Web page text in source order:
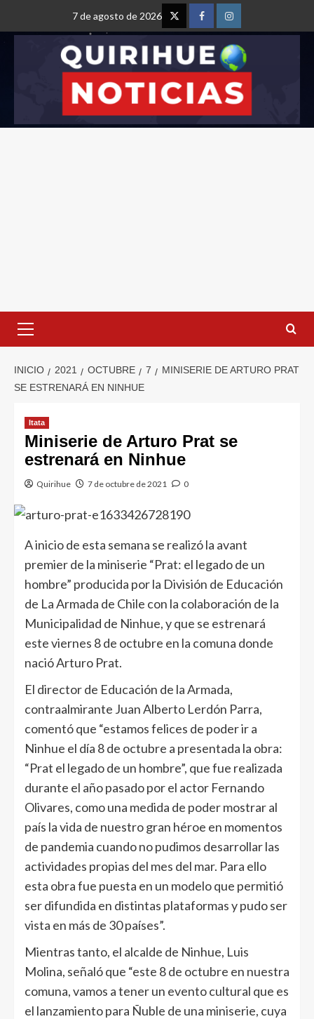
7 de agosto de 2026
INICIO 2021 OCTUBRE 7
MINISERIE DE ARTURO PRAT
SE ESTRENARÁ EN NINHUE
Itata
Miniserie de Arturo Prat se
estrenará en Ninhue
Quirihue 7 de octubre de 2021 0
A inicio de esta semana se realizó la avant
premier de la miniserie “Prat: el legado de un
hombre” producida por la División de Educación
de La Armada de Chile con la colaboración de la
Municipalidad de Ninhue, y que se estrenará
este viernes 8 de octubre en la comuna donde
nació Arturo Prat.
El director de Educación de la Armada,
contraalmirante Juan Alberto Lerdón Parra,
comentó que “estamos felices de poder ir a
Ninhue el día 8 de octubre a presentada la obra:
“Prat el legado de un hombre”, que fue realizada
durante el año pasado por el actor Fernando
Olivares, como una medida de poder mostrar al
país la vida de nuestro gran héroe en momentos
de pandemia cuando no pudimos desarrollar las
actividades propias del mes del mar. Para ello
esta obra fue puesta en un modelo que permitió
ser difundida en distintas plataformas y pudo ser
vista en más de 30 países”.
Mientras tanto, el alcalde de Ninhue, Luis
Molina, señaló que “este 8 de octubre en nuestra
comuna, vamos a tener un evento cultural que es
el lanzamiento para Ñuble de una miniserie, cuya